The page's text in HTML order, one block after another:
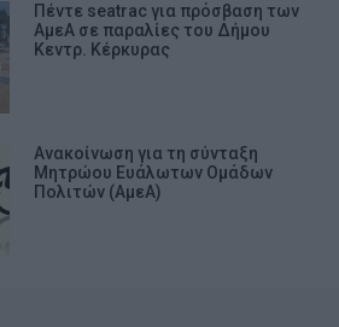
Πέντε seatrac για πρόσβαση των
ΑμεΑ σε παραλίες του Δήμου
Κεντρ. Κέρκυρας
Ανακοίνωση για τη σύνταξη
Μητρώου Ευάλωτων Ομάδων
Πολιτών (ΑμεΑ)